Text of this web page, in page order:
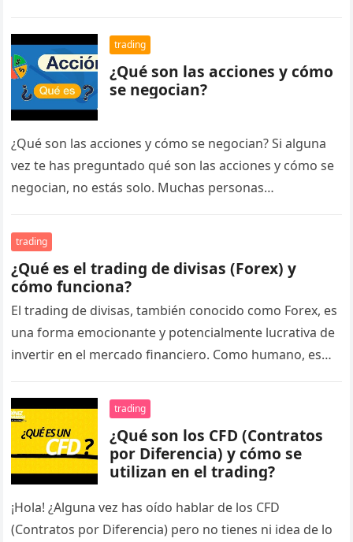
trading
¿Qué son las acciones y cómo
se negocian?
¿Qué son las acciones y cómo se negocian? Si alguna
vez te has preguntado qué son las acciones y cómo se
negocian, no estás solo. Muchas personas…
trading
¿Qué es el trading de divisas (Forex) y
cómo funciona?
El trading de divisas, también conocido como Forex, es
una forma emocionante y potencialmente lucrativa de
invertir en el mercado financiero. Como humano, es
trading
¿Qué son los CFD (Contratos
por Diferencia) y cómo se
utilizan en el trading?
¡Hola! ¿Alguna vez has oído hablar de los CFD
(Contratos por Diferencia) pero no tienes ni idea de lo